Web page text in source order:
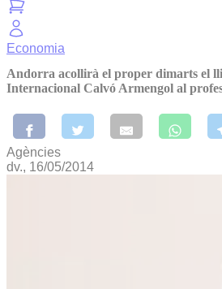
Economia
Andorra acollirà el proper dimarts el
Internacional Calvó Armengol al
Agències
dv., 16/05/2014